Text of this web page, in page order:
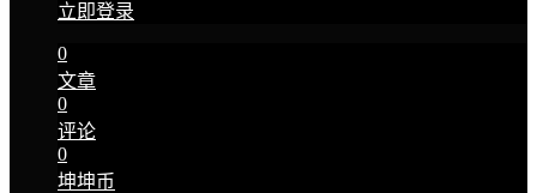
立即登录
0
文章
0
评论
0
坤坤币